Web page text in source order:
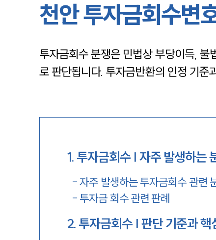
천안 투자금회수변
투자금회수 분쟁은 민법상 부당이득,
로 판단됩니다. 투자금반환의 인정 기준
1. 투자금회수 | 자주 발생하는
-자주 발생하는 투자금회수 관련
- 투자금 회수 관련 판례
2. 투자금회수 | 판단 기준과 핵